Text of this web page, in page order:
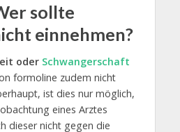
sollte
einnehmen?
oder Schwangerschaft
formoline zudem nicht
ist dies nur möglich,
eines Arztes
dieser nicht gegen die